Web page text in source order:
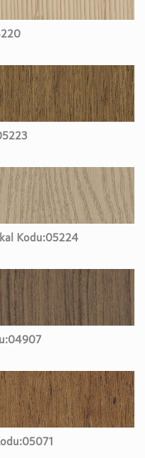
Kodu:05224
04907
05071